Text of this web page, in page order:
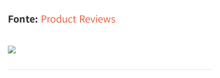
Fonte: Product Reviews